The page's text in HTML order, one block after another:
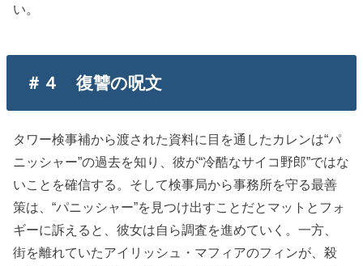
い。
＃４ 復讐の呪文
タワー検事補から渡された資料に目を通したカレンは“パ
ニッシャー”の過去を知り、彼が“冷酷なサイコ野郎”ではな
いことを確信する。そして検事局から事務所を守る最善
策は、“パニッシャー”を見つけ出すことだとマットとフォ
ギーに訴えると、彼女は自ら調査を進めていく。一方、
街を離れていたアイリッシュ・マフィアのフィンが、殺